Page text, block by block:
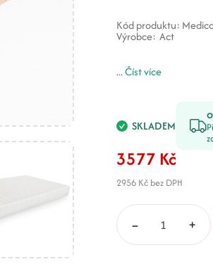
Kód produktu:
Výrobce: Act
...Číst více
SKLADEM
3577 Kč
2956 Kčbez DPH
– +